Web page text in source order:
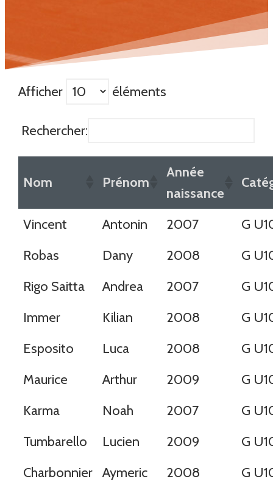
Afficher éléments
Rechercher:
Nom Prénom
Année
naissance
Vincent Antonin 2007
G
Robas
Dany 2008
G
Rigo Saitta
Andrea 2007
G
Immer
Kilian 2008
G
Esposito
Luca 2008
G
Maurice
Arthur 2009
G
Karma
Noah 2007
G
Tumbarello
Lucien 2009
G
Charbonnier
Aymeric 2008
G